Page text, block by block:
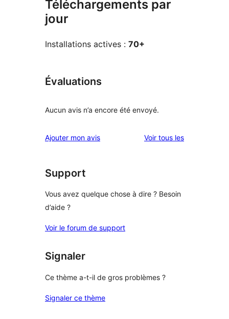
Téléchargements par
jour
Installations actives : 70+
Évaluations
Aucun avis n’a encore été envoyé.
Ajouter mon avis Voir tous lesavis
Support
Vous avez quelque chose à dire ? Besoin
d’aide ?
Voir le forum de support
Signaler
Ce thème a-t-il de gros problèmes ?
Signaler ce thème